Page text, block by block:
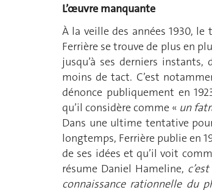
L’œuvre manquante
À la veille des années 1930,
Ferrière se trouve de plus en
jusqu’à ses derniers
moins de tact. C’est
dénonce publiquement en
qu’il considère comme « un
Dans une ultime tentative
longtemps, Ferrière publie en
de ses idées et qu’il voit
résume Daniel Hameline,
connaissance rationnelle du